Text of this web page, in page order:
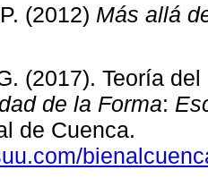
(2012) Más allá
(2017). Teoría
de la Forma:
de Cuenca.